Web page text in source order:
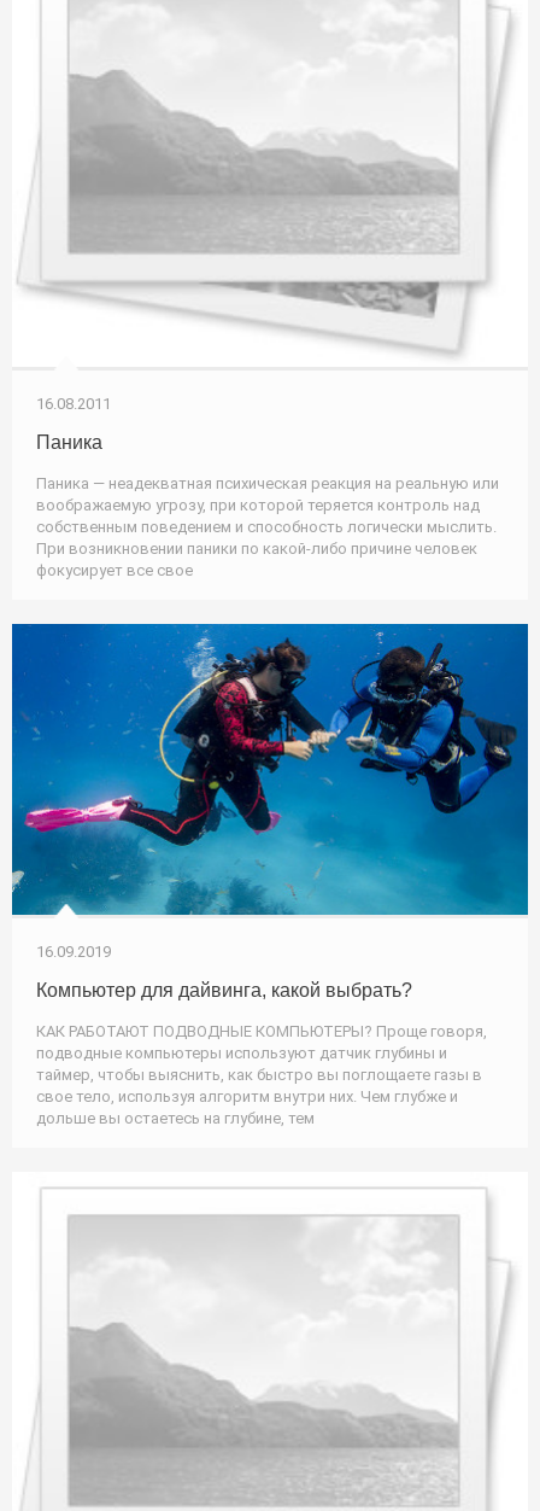
16.08.2011
Паника
Паника — неадекватная психическая реакция на реальную или
воображаемую угрозу, при которой теряется контроль над
собственным поведением и способность логически мыслить.
При возникновении паники по какой-либо причине человек
фокусирует все свое
16.09.2019
Компьютер для дайвинга, какой выбрать?
КАК РАБОТАЮТ ПОДВОДНЫЕ КОМПЬЮТЕРЫ? Проще говоря,
подводные компьютеры используют датчик глубины и
таймер, чтобы выяснить, как быстро вы поглощаете газы в
свое тело, используя алгоритм внутри них. Чем глубже и
дольше вы остаетесь на глубине, тем